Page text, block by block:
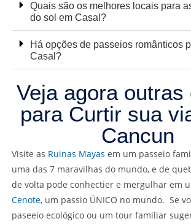
Quais são os melhores locais para
do sol em Casal?
Há opções de passeios românticos
Casal?
Veja agora outras
para Curtir sua
Cancun
Visite as Ruinas Mayas em um passeio
uma das 7 maravilhas do mundo, e de
de volta pode conhectier e mergulhar em
Cenote, um passio ÚNICO no mundo. Se
paseeio ecológico ou um tour familiar